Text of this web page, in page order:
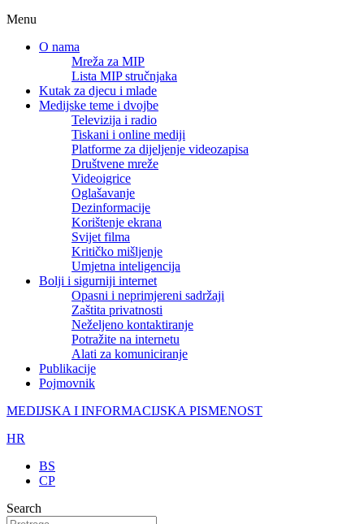
Menu
O nama
Mreža za MIP
Lista MIP stručnjaka
Kutak za djecu i mlade
Medijske teme i dvojbe
Televizija i radio
Tiskani i online mediji
Platforme za dijeljenje videozapisa
Društvene mreže
Videoigrice
Oglašavanje
Dezinformacije
Korištenje ekrana
Svijet filma
Kritičko mišljenje
Umjetna inteligencija
Bolji i sigurniji internet
Opasni i neprimjereni sadržaji
Zaštita privatnosti
Neželjeno kontaktiranje
Potražite na internetu
Alati za komuniciranje
Publikacije
Pojmovnik
MEDIJSKA I INFORMACIJSKA PISMENOST
HR
BS
CP
Search